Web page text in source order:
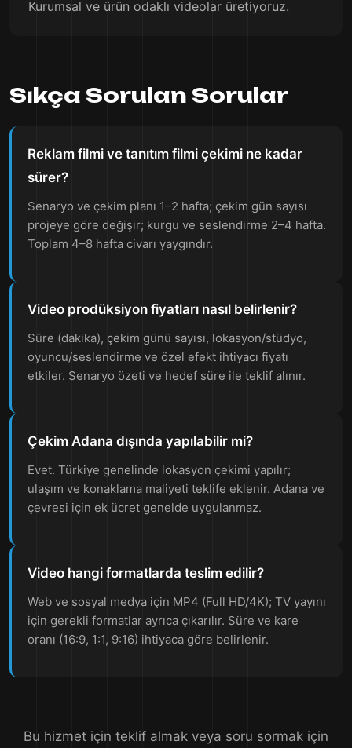
Kurumsal ve ürün odaklı videolar üretiyoruz.
Sıkça Sorulan Sorular
Reklam filmi ve tanıtım filmi çekimi ne kadar
sürer?
Senaryo ve çekim planı 1–2 hafta; çekim gün sayısı
projeye göre değişir; kurgu ve seslendirme 2–4 hafta.
Toplam 4–8 hafta civarı yaygındır.
Video prodüksiyon fiyatları nasıl belirlenir?
Süre (dakika), çekim günü sayısı, lokasyon/stüdyo,
oyuncu/seslendirme ve özel efekt ihtiyacı fiyatı
etkiler. Senaryo özeti ve hedef süre ile teklif alınır.
Çekim Adana dışında yapılabilir mi?
Evet. Türkiye genelinde lokasyon çekimi yapılır;
ulaşım ve konaklama maliyeti teklife eklenir. Adana ve
çevresi için ek ücret genelde uygulanmaz.
Video hangi formatlarda teslim edilir?
Web ve sosyal medya için MP4 (Full HD/4K); TV yayını
için gerekli formatlar ayrıca çıkarılır. Süre ve kare
oranı (16:9, 1:1, 9:16) ihtiyaca göre belirlenir.
Bu hizmet için teklif almak veya soru sormak için